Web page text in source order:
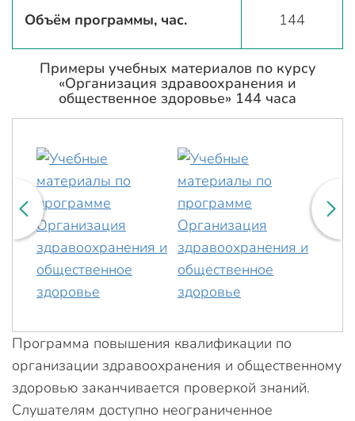
Объём программы, час. 144
Примеры учебных материалов по курсу
«Организация здравоохранения и
общественное здоровье» 144 часа
Программа повышения квалификации по
организации здравоохранения и общественному
здоровью заканчивается проверкой знаний.
Слушателям доступно неограниченное